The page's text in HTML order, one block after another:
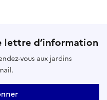
lettre d’information
vous aux jardins